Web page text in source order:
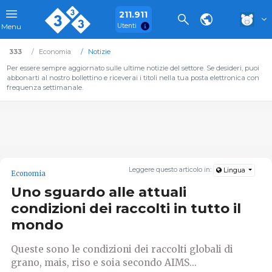
Menu
211.911
Utenti
333 Economia
Notizie
Per essere sempre aggiornato sulle ultime notizie del settore. Se desideri, puoi
abbonarti al nostro bollettino e riceverai i titoli nella tua posta elettronica con
frequenza settimanale.
Leggere questo articolo in: Lingua
Economia
Uno sguardo alle attuali
condizioni dei raccolti in tutto il
mondo
Queste sono le condizioni dei raccolti globali di
grano, mais, riso e soia secondo AIMS...